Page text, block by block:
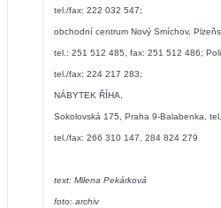
tel./fax: 222 032 547;
obchodní centrum Nový Smíchov,
tel.: 251 512 485, fax: 251 512 486;
tel./fax: 224 217 283;
NÁBYTEK ŘÍHA,
Sokolovská 175, Praha 9-Balabenka,
tel./fax: 266 310 147, 284 824 279
text: Milena Pekárková
foto: archiv